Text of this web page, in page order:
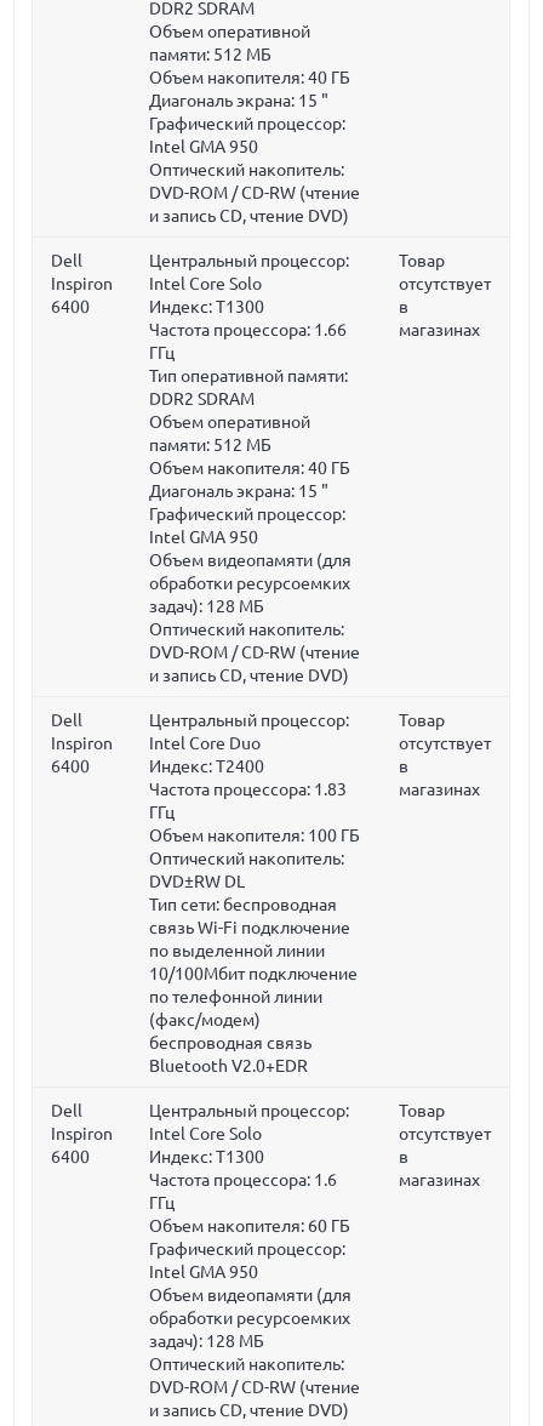
DDR2 SDRAM
Объем оперативной
памяти: 512 МБ
Объем накопителя:40 ГБ
Диагональ экрана: 15 "
Графический процессор:
Intel GMA 950
Оптический накопитель:
DVD-ROM / CD-RW (чтение
и запись CD, чтение DVD)
Dell
Inspiron
6400
Центральный процессор:
Intel Core Solo
Индекс: T1300
Частота процессора: 1.66
ГГц
Тип оперативной памяти:
DDR2 SDRAM
Объем оперативной
памяти: 512 МБ
Объем накопителя:40 ГБ
Диагональ экрана: 15 "
Графический процессор:
Intel GMA 950
Объем видеопамяти (для
обработки ресурсоемких
задач): 128 МБ
Оптический накопитель:
DVD-ROM / CD-RW (чтение
и запись CD, чтение DVD)
Товар
отсутствует
в
магазинах
Dell
Inspiron
6400
Центральный процессор:
Intel Core Duo
Индекс: T2400
Частота процессора: 1.83
ГГц
Объем накопителя: 100 ГБ
Оптический накопитель:
DVD±RW DL
Тип сети: беспроводная
связь Wi-Fi подключение
по выделенной линии
10/100Мбит подключение
по телефонной линии
(факс/модем)
беспроводная связь
Bluetooth V2.0+EDR
Товар
отсутствует
в
магазинах
Dell
Inspiron
6400
Центральный процессор:
Intel Core Solo
Индекс: T1300
Частота процессора: 1.6
ГГц
Объем накопителя: 60 ГБ
Графический процессор:
Intel GMA 950
Объем видеопамяти (для
обработки ресурсоемких
задач): 128 МБ
Оптический накопитель:
DVD-ROM / CD-RW (чтение
и запись CD, чтение DVD)
Товар
отсутствует
в
магазинах